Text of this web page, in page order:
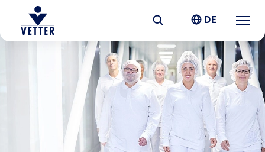
Unternehmen
Verantwortung
DE